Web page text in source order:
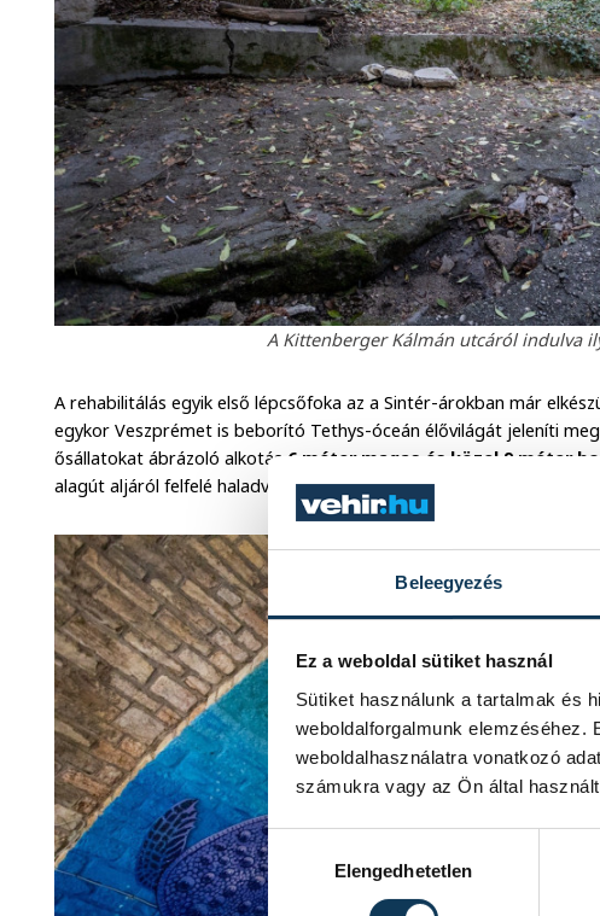
Beleegyezés
Ez a weboldal sütiket használ
Sütiket használunk a tartalmak és
weboldalforgalmunk elemzéséhez.
weboldalhasználatra vonatkozó
számukra vagy az Ön által
Hozzájárulás kiválasztása
Elengedhetetlen
A Kittenberger Kálmán utcáról indulva
A rehabilitálás egyik első lépcsőfoka az a Sintér-árokban már
egykor Veszprémet is beborító Tethys-óceán élővilágát jeleníti
ősállatokat ábrázoló alkotás 6 méter magas és közel 9 méter
alagút aljáról felfelé haladva fent összeér, de oldalról is